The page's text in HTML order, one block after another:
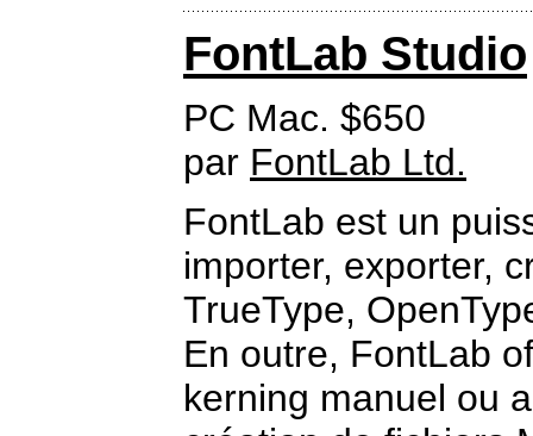
FontLab Studio
PC Mac. $650
par FontLab Ltd.
FontLab est un
importer, exporter,
TrueType,
En outre, FontLab
kerning manuel ou